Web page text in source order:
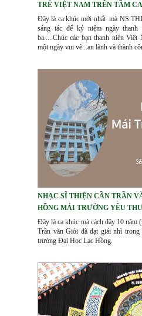
TRẺ VIỆT NAM TRÊN TẦM
Đây là ca khúc mới nhất mà
sáng tác để kỷ niệm ngày
ba.....Chúc các bạn thanh niên
một ngày vui vẽ...an lành và thành
NHẠC SĨ THIỆN CẦN TRẦN
HỒNG MÁI TRƯỜNG YÊU
Đây là ca khúc mà cách đây 10 năm
Trần văn Giỏi đã đạt giải nhì trong
trường Đại Học Lạc Hồng.